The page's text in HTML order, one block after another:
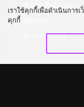
คำถามที่พบบ่อย
อัปเกรด วีไอพี
เราใช้คุกกี้เพื่อดำเนินการ
คุกกี้